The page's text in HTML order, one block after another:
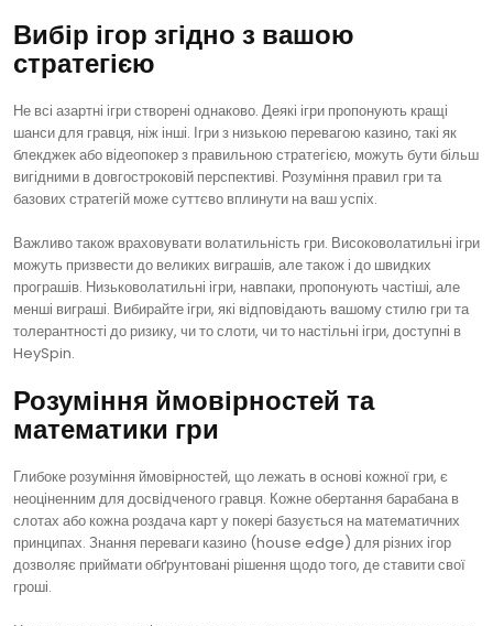
Вибір ігор згідно з вашою
стратегією
Не всі азартні ігри створені однаково. Деякі ігри пропонують кращі
шанси для гравця, ніж інші. Ігри з низькою перевагою казино, такі як
блекджек або відеопокер з правильною стратегією, можуть бути більш
вигідними в довгостроковій перспективі. Розуміння правил гри та
базових стратегій може суттєво вплинути на ваш успіх.
Важливо також враховувати волатильність гри. Високоволатильні ігри
можуть призвести до великих виграшів, але також і до швидких
програшів. Низьковолатильні ігри, навпаки, пропонують частіші, але
менші виграші. Вибирайте ігри, які відповідають вашому стилю гри та
толерантності до ризику, чи то слоти, чи то настільні ігри, доступні в
HeySpin.
Розуміння ймовірностей та
математики гри
Глибоке розуміння ймовірностей, що лежать в основі кожної гри, є
неоціненним для досвідченого гравця. Кожне обертання барабана в
слотах або кожна роздача карт у покері базується на математичних
принципах. Знання переваги казино (house edge) для різних ігор
дозволяє приймати обґрунтовані рішення щодо того, де ставити свої
гроші.